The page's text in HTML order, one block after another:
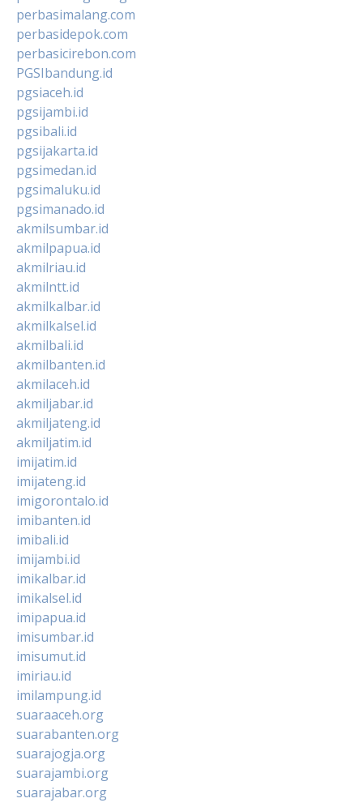
perbasimalang.com
perbasidepok.com
perbasicirebon.com
PGSIbandung.id
pgsiaceh.id
pgsijambi.id
pgsibali.id
pgsijakarta.id
pgsimedan.id
pgsimaluku.id
pgsimanado.id
akmilsumbar.id
akmilpapua.id
akmilriau.id
akmilntt.id
akmilkalbar.id
akmilkalsel.id
akmilbali.id
akmilbanten.id
akmilaceh.id
akmiljabar.id
akmiljateng.id
akmiljatim.id
imijatim.id
imijateng.id
imigorontalo.id
imibanten.id
imibali.id
imijambi.id
imikalbar.id
imikalsel.id
imipapua.id
imisumbar.id
imisumut.id
imiriau.id
imilampung.id
suaraaceh.org
suarabanten.org
suarajogja.org
suarajambi.org
suarajabar.org